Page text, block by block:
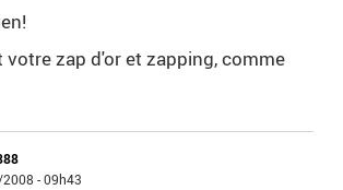
votre zap d'or et zapping, comme
- 09h43